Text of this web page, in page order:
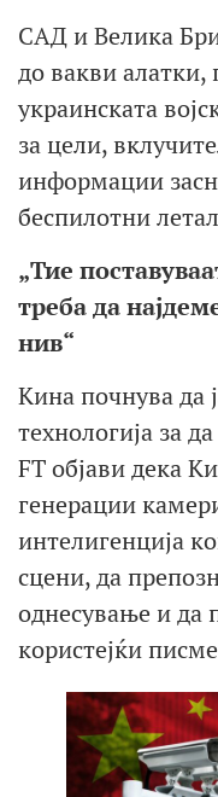
САД и Велика
до вакви алатки,
украинската
за цели,
информации
беспилотни
„Тие
треба да
нив“
Кина почнува да
технологија за
FT објави дека
генерации
интелигенција
сцени, да
однесување и да
користејќи